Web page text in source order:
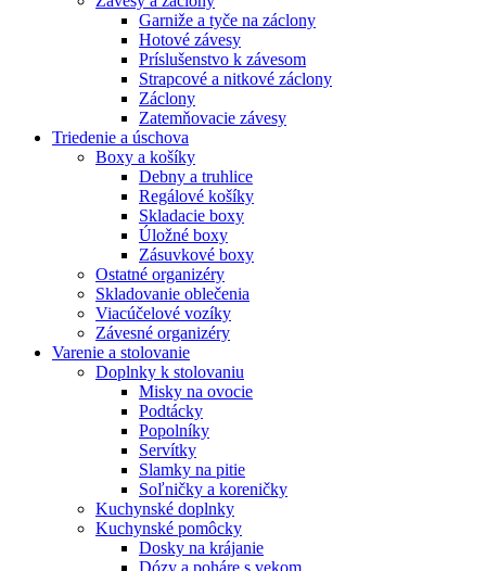
Garniže a tyče na záclony
Hotové závesy
Príslušenstvo k závesom
Strapcové a nitkové záclony
Záclony
Zatemňovacie závesy
Triedenie a úschova
Boxy a košíky
Debny a truhlice
Regálové košíky
Skladacie boxy
Úložné boxy
Zásuvkové boxy
Ostatné organizéry
Skladovanie oblečenia
Viacúčelové vozíky
Závesné organizéry
Varenie a stolovanie
Doplnky k stolovaniu
Misky na ovocie
Podtácky
Popolníky
Servítky
Slamky na pitie
Soľničky a koreničky
Kuchynské doplnky
Kuchynské pomôcky
Dosky na krájanie
Dózy a poháre s vekom